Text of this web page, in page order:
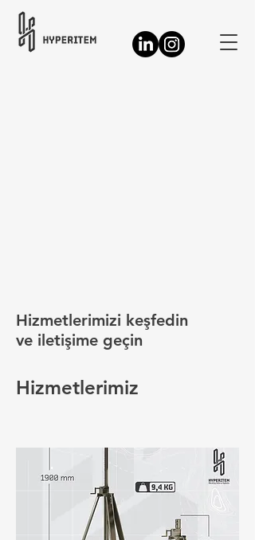
Hizmetlerimizi keşfedin
ve iletişime geçin
Hizmetlerimiz